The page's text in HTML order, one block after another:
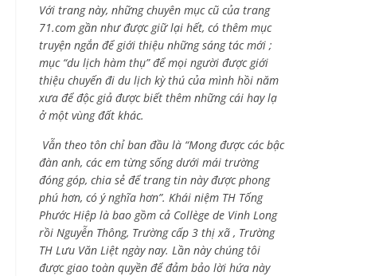
Với trang này, những chuyên mục cũ của trang
71.com gần như được giữ lại hết, có thêm mục
truyện ngắn để giới thiệu những sáng tác mới ;
mục “du lịch hàm thụ” để mọi người được giới
thiệu chuyến đi du lịch kỳ thú của mình hồi năm
xưa để độc giả được biết thêm những cái hay lạ
ở một vùng đất khác.
Vẫn theo tôn chỉ ban đầu là “Mong được các bậc
đàn anh, các em từng sống dưới mái trường
đóng góp, chia sẻ để trang tin này được phong
phú hơn, có ý nghĩa hơn”. Khái niệm TH Tống
Phước Hiệp là bao gồm cả Collège de Vinh Long
rồi Nguyễn Thông, Trường cấp 3 thị xã , Trường
TH Lưu Văn Liệt ngày nay. Lần này chúng tôi
được giao toàn quyền để đảm bảo lời hứa này